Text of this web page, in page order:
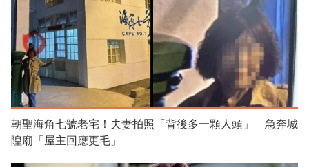
朝聖海角七號老宅！夫妻拍照「背後多一顆人頭」 急奔城
隍廟「屋主回應更毛」